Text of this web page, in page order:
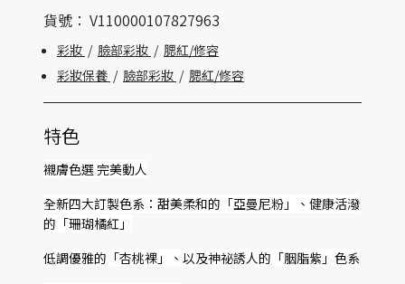
貨號： V110000107827963
彩妝 / 臉部彩妝 / 腮紅/修容
彩妝保養 / 臉部彩妝 / 腮紅/修容
特色
襯膚色選 完美動人
全新四大訂製色系：甜美柔和的「亞曼尼粉」、健康活潑
的「珊瑚橘紅」
低調優雅的「杏桃裸」、以及神祕誘人的「胭脂紫」色系